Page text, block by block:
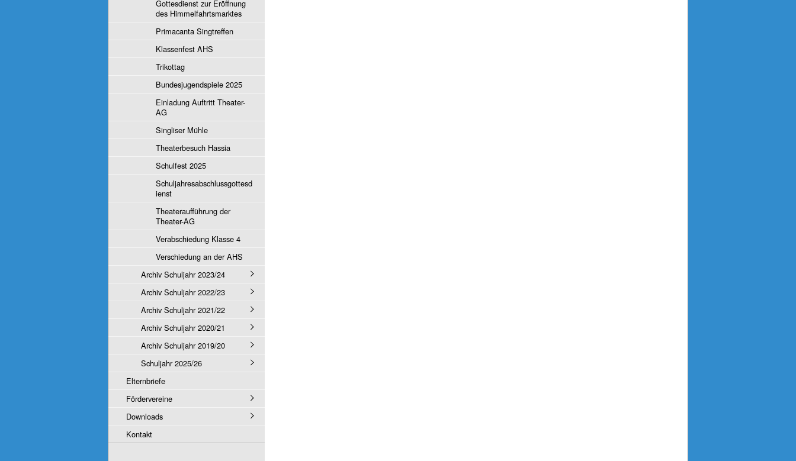
Gottesdienst zur Eröffnung
des Himmelfahrtsmarktes
Primacanta Singtreffen
Klassenfest AHS
Trikottag
Bundesjugendspiele 2025
Einladung Auftritt Theater-
AG
Singliser Mühle
Theaterbesuch Hassia
Schulfest 2025
Schuljahresabschlussgottesd
ienst
Theateraufführung der
Theater-AG
Verabschiedung Klasse 4
Verschiedung an der AHS
Archiv Schuljahr 2023/24
Archiv Schuljahr 2022/23
Archiv Schuljahr 2021/22
Archiv Schuljahr 2020/21
Archiv Schuljahr 2019/20
Schuljahr 2025/26
Elternbriefe
Fördervereine
Downloads
Kontakt